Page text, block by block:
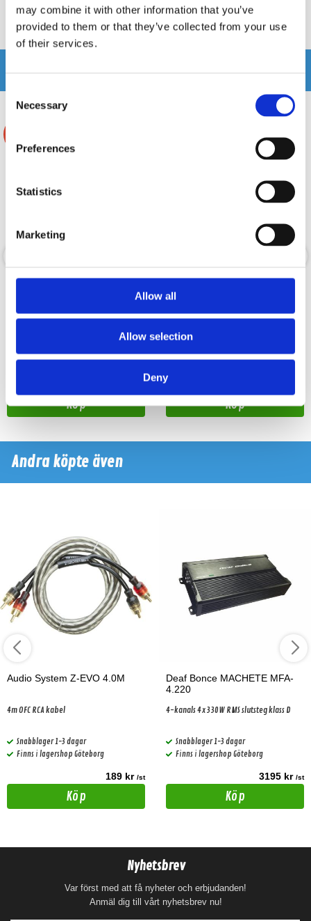
may combine it with other information that you’ve
provided to them or that they’ve collected from your use
of their services.
Consent
Selection
Necessary
Preferences
Statistics
Marketing
Allow all
Allow selection
Deny
Produkten har inga recensioner
Kraftigt monoblock slutsteg
Finns i lagershop Göteborg
Köp
Kraftigt monoblock slutsteg
Finns i lagershop Göteborg
Köp
Andra köpte även
Audio System Z-EVO 4.0M
4m OFC RCA kabel
Snabblager 1-3 dagar
Finns i lagershop Göteborg
189 kr /st
Köp
Deaf Bonce MACHETE MFA-
4.220
4-kanals 4x330W RMS slutsteg klass D
Snabblager 1-3 dagar
Finns i lagershop Göteborg
3195 kr /st
Köp
Nyhetsbrev
Var först med att få nyheter och erbjudanden!
Anmäl dig till vårt nyhetsbrev nu!